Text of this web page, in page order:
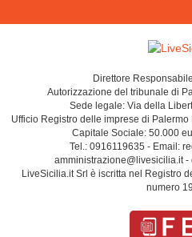
Direttore
Autorizzazione del tribunale di
Sede legale: Via della
Ufficio Registro delle imprese di
Capitale Sociale: 50.000
Tel.: 0916119635 - Email:
amministrazione@livesicilia.it
LiveSicilia.it Srl è iscritta nel Registro
numero